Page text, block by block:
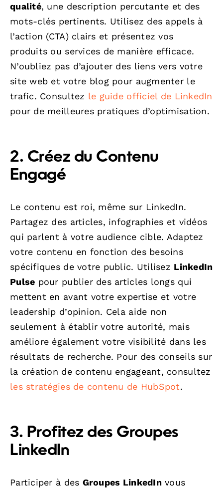
qualité, une description percutante et des
mots-clés pertinents. Utilisez des appels à
l’action (CTA) clairs et présentez vos
produits ou services de manière efficace.
N’oubliez pas d’ajouter des liens vers votre
site web et votre blog pour augmenter le
trafic. Consultez le guide officiel de LinkedIn
pour de meilleures pratiques d’optimisation.
2. Créez du Contenu
Engagé
Le contenu est roi, même sur LinkedIn.
Partagez des articles, infographies et vidéos
qui parlent à votre audience cible. Adaptez
votre contenu en fonction des besoins
spécifiques de votre public. Utilisez LinkedIn
Pulse pour publier des articles longs qui
mettent en avant votre expertise et votre
leadership d’opinion. Cela aide non
seulement à établir votre autorité, mais
améliore également votre visibilité dans les
résultats de recherche. Pour des conseils sur
la création de contenu engageant, consultez
les stratégies de contenu de HubSpot.
3. Profitez des Groupes
LinkedIn
Participer à des Groupes LinkedInvous